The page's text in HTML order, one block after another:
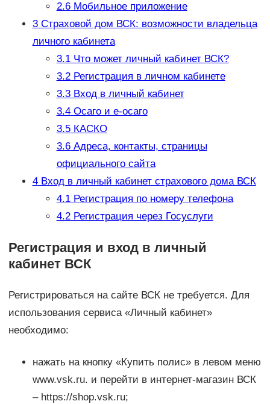
2.6Мобильное приложение
3Страховой дом ВСК: возможности владельца
личного кабинета
3.1Что может личный кабинет ВСК?
3.2Регистрация в личном кабинете
3.3Вход в личный кабинет
3.4Осаго и е-осаго
3.5КАСКО
3.6Адреса, контакты, страницы
официального сайта
4Вход в личный кабинет страхового дома ВСК
4.1Регистрация по номеру телефона
4.2Регистрация через Госуслуги
Регистрация и вход в личный
кабинет ВСК
Регистрироваться на сайте ВСК не требуется. Для
использования сервиса «Личный кабинет»
необходимо:
нажать на кнопку «Купить полис» в левом меню
www.vsk.ru. и перейти в интернет-магазин ВСК
– https://shop.vsk.ru;